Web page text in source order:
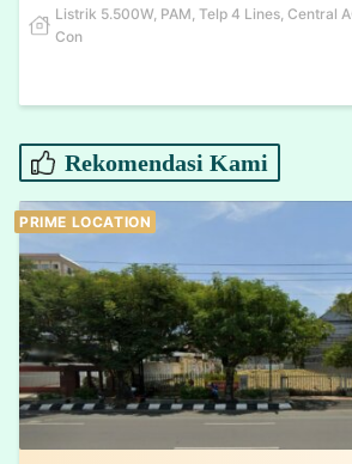
Listrik 5.500W, PAM, Telp 4 Lines, Central
Con
Rekomendasi Kami
PRIME LOCATION